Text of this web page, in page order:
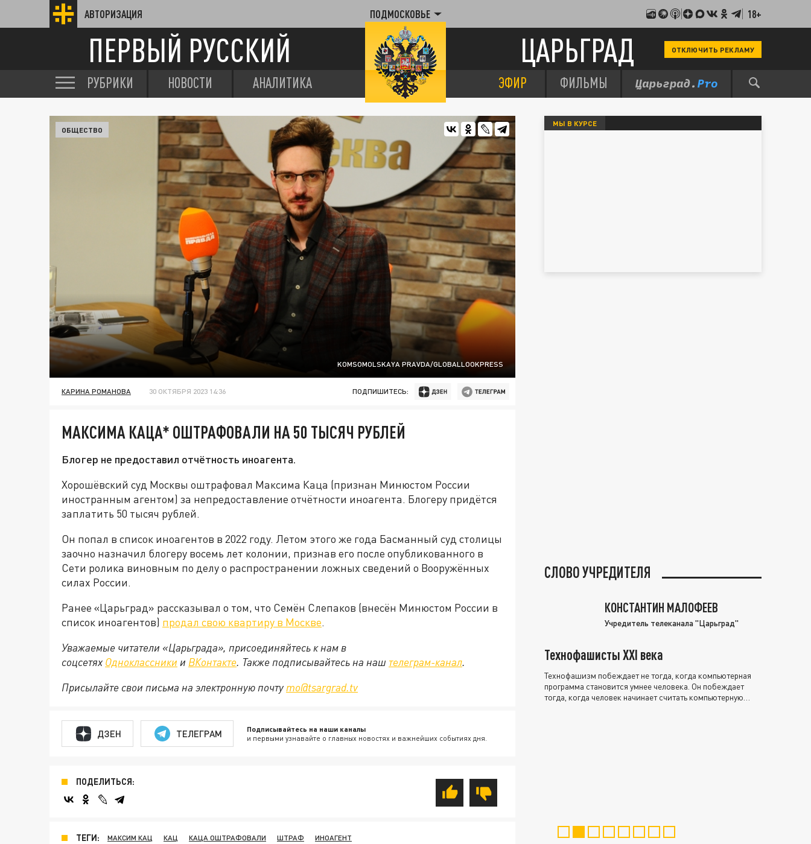
АВТОРИЗАЦИЯ ПОДМОСКОВЬЕ 18+
ПЕРВЫЙ РУССКИЙ ЦАРЬГРАД ОТКЛЮЧИТЬ РЕКЛАМУ
РУБРИКИ НОВОСТИ АНАЛИТИКА ЭФИР ФИЛЬМЫ
KOMSOMOLSKAYA PRAVDA/GLOBALLOOKPRESS
ОБЩЕСТВО
КАРИНА РОМАНОВА 30 ОКТЯБРЯ 2023 14:36 ПОДПИШИТЕСЬ:
МАКСИМА КАЦА* ОШТРАФОВАЛИ НА 50 ТЫСЯЧ РУБЛЕЙ
Блогер не предоставил отчётность иноагента.
Хорошёвский суд Москвы оштрафовал Максима Каца (признан Минюстом России
иностранным агентом) за непредоставление отчётности иноагента. Блогеру придётся
заплатить 50 тысяч рублей.
Он попал в список иноагентов в 2022 году. Летом этого же года Басманный суд столицы
заочно назначил блогеру восемь лет колонии, признав его после опубликованного в
Сети ролика виновным по делу о распространении ложных сведений о Вооружённых
силах России.
Ранее «Царьград» рассказывал о том, что Семён Слепаков (внесён Минюстом России в
список иноагентов) продал свою квартиру в Москве.
Уважаемые читатели «Царьграда», присоединяйтесь к нам в
соцсетях Одноклассники и ВКонтакте. Также подписывайтесь на наш телеграм-канал.
Присылайте свои письма на электронную почту mo@tsargrad.tv
ДЗЕН ТЕЛЕГРАМ Подписывайтесь на наши каналы
и первыми узнавайте о главных новостях и важнейших событиях дня.
ПОДЕЛИТЬСЯ:
ТЕГИ: МАКСИМ КАЦ КАЦ КАЦА ОШТРАФОВАЛИ ШТРАФ ИНОАГЕНТ
МЫ В КУРСЕ
СЛОВО УЧРЕДИТЕЛЯ
КОНСТАНТИН МАЛОФЕЕВ
Учредитель телеканала "Царьград"
Технофашисты XXI века
Технофашизм побеждает не тогда, когда компьютерная
программа становится умнее человека. Он побеждает
тогда, когда человек начинает считать компьютерную